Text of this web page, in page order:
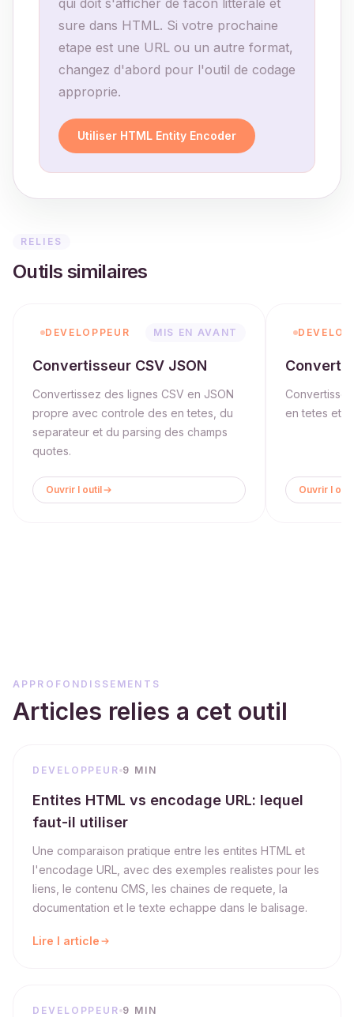
qui doit s'afficher de facon litterale et
sure dans HTML. Si votre prochaine
etape est une URL ou un autre format,
changez d'abord pour l'outil de codage
approprie.
Utiliser HTML Entity Encoder
RELIES
Outils similaires
DEVELOPPEUR MIS EN AVANT
Convertisseur CSV JSON
Convertissez des lignes CSV en JSON
propre avec controle des en tetes, du
separateur et du parsing des champs
quotes.
Ouvrir l outil
en tetes et
Ouvrir l outil
APPROFONDISSEMENTS
Articles relies a cet outil
DEVELOPPEUR 9 MIN
Entites HTML vs encodage URL: lequel
faut-il utiliser
Une comparaison pratique entre les entites HTML et
l'encodage URL, avec des exemples realistes pour les
liens, le contenu CMS, les chaines de requete, la
documentation et le texte echappe dans le balisage.
Lire l article
DEVELOPPEUR 9 MIN